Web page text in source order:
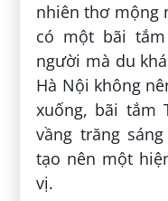
nhiên thơ mộng
có một bãi
người mà du
Hà Nội không
xuống, bãi tắm
vầng trăng
tạo nên một
vị.